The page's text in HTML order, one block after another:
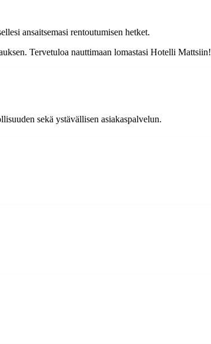
ansaitsemasi rentoutumisen hetket.
Tervetuloa nauttimaan lomastasi Hotelli Mattsiin!
sekä ystävällisen asiakaspalvelun.